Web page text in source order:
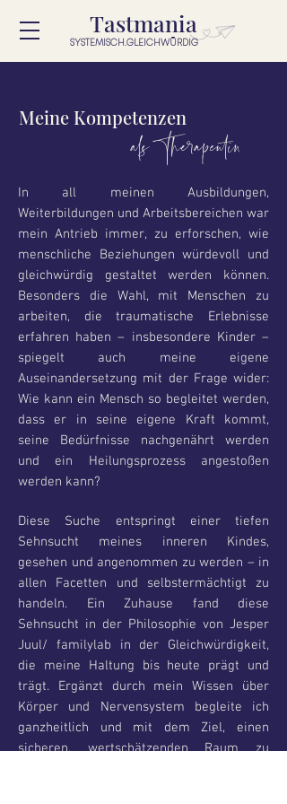
Tastmania
SYSTEMISCH.GLEICHWÜRDIG
Meine Kompetenzen
als Therapeutin
In all meinen Ausbildungen,
Weiterbildungen und Arbeitsbereichen war
mein Antrieb immer, zu erforschen, wie
menschliche Beziehungen würdevoll und
gleichwürdig gestaltet werden können.
Besonders die Wahl, mit Menschen zu
arbeiten, die traumatische Erlebnisse
erfahren haben – insbesondere Kinder –
spiegelt auch meine eigene
Auseinandersetzung mit der Frage wider:
Wie kann ein Mensch so begleitet werden,
dass er in seine eigene Kraft kommt,
seine Bedürfnisse nachgenährt werden
und ein Heilungsprozess angestoßen
werden kann?
Diese Suche entspringt einer tiefen
Sehnsucht meines inneren Kindes,
gesehen und angenommen zu werden – in
allen Facetten und selbstermächtigt zu
handeln. Ein Zuhause fand diese
Sehnsucht in der Philosophie von Jesper
Juul/ familylab in der Gleichwürdigkeit,
die meine Haltung bis heute prägt und
trägt. Ergänzt durch mein Wissen über
Körper und Nervensystem begleite ich
ganzheitlich und mit dem Ziel, einen
sicheren, wertschätzenden Raum zu